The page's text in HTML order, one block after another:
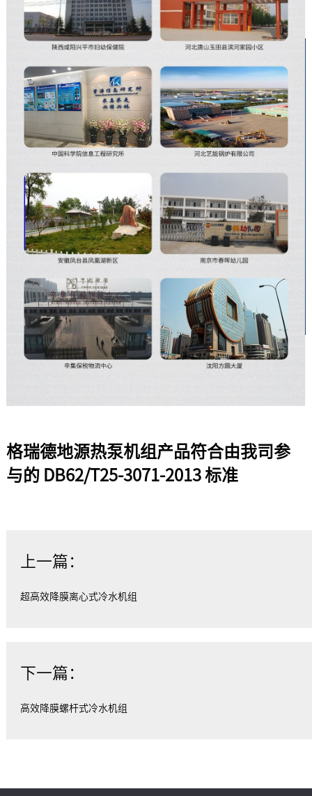
格瑞德地源热泵机组产品符合由我司参
与的 DB62/T25-3071-2013 标准
上一篇：
超高效降膜离心式冷水机组
下一篇：
高效降膜螺杆式冷水机组